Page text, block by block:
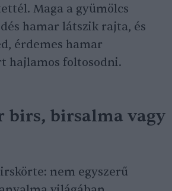
Maga a gyümölcs
hamar látszik rajta, és
érdemes hamar
hajlamos foltosodni.
birs, birsalma vagy
nem egyszerű